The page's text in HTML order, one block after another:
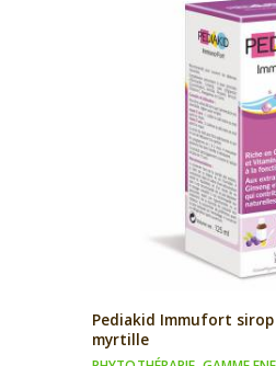
Pediakid Immufort
myrtille